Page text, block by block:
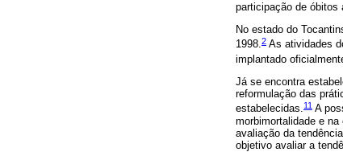
participação de
No estado do
1998.2 As atividades
implantado
Já se encontra
reformulação das
estabelecidas.11 A
morbimortalidade e
avaliação da
objetivo avaliar a